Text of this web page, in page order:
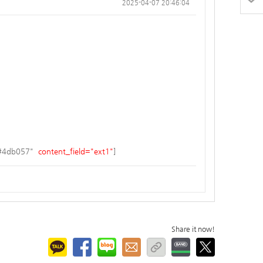
2025-04-07 20:46:04
content_field="ext1"]
Share it now!